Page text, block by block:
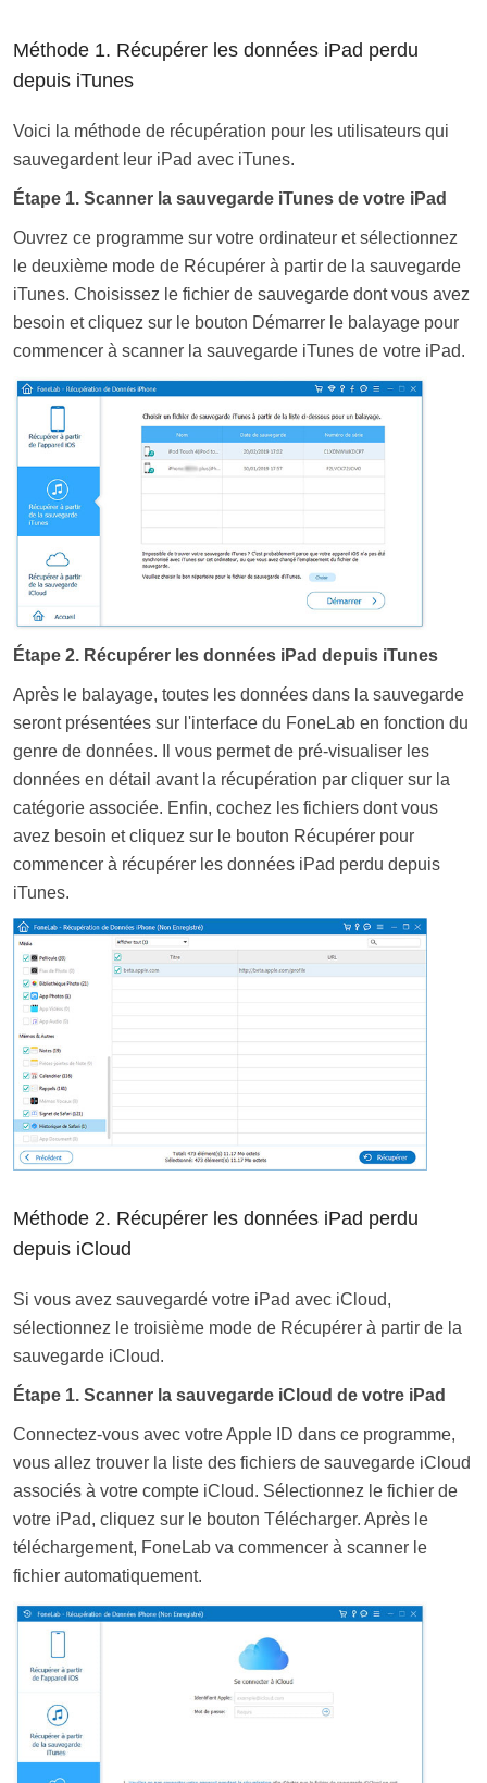
Méthode 1. Récupérer les données iPad perdu
depuis iTunes
Voici la méthode de récupération pour les utilisateurs qui
sauvegardent leur iPad avec iTunes.
Étape 1. Scanner la sauvegarde iTunes de votre iPad
Ouvrez ce programme sur votre ordinateur et sélectionnez
le deuxième mode de Récupérer à partir de la sauvegarde
iTunes. Choisissez le fichier de sauvegarde dont vous avez
besoin et cliquez sur le bouton Démarrer le balayage pour
commencer à scanner la sauvegarde iTunes de votre iPad.
Étape 2. Récupérer les données iPad depuis iTunes
Après le balayage, toutes les données dans la sauvegarde
seront présentées sur l'interface du FoneLab en fonction du
genre de données. Il vous permet de pré-visualiser les
données en détail avant la récupération par cliquer sur la
catégorie associée. Enfin, cochez les fichiers dont vous
avez besoin et cliquez sur le bouton Récupérer pour
commencer à récupérer les données iPad perdu depuis
iTunes.
Méthode 2. Récupérer les données iPad perdu
depuis iCloud
Si vous avez sauvegardé votre iPad avec iCloud,
sélectionnez le troisième mode de Récupérer à partir de la
sauvegarde iCloud.
Étape 1. Scanner la sauvegarde iCloud de votre iPad
Connectez-vous avec votre Apple ID dans ce programme,
vous allez trouver la liste des fichiers de sauvegarde iCloud
associés à votre compte iCloud. Sélectionnez le fichier de
votre iPad, cliquez sur le bouton Télécharger. Après le
téléchargement, FoneLab va commencer à scanner le
fichier automatiquement.